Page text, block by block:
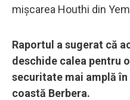
mișcarea Houthi din
Raportul a sugerat că
deschide calea pentru
securitate mai amplă
coastă Berbera.